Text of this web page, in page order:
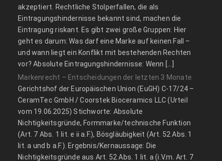
akzeptiert. Rechtliche Stolperfallen, die als
Eintragungshindernisse bekannt sind, machen die
Eintragung riskant. Es gibt zwei große Gruppen: Hier
geht es darum: Was darf eine Marke auf keinen Fall –
und wann liegt ein Konflikt mit bestehenden Rechten
vor? Absolute Eintragungshindernisse: Wenn […]
Markenrecht – Entscheidungen der letzten 3 Monate
Gerichtshof der Europäischen Union (EuGH) C‑17/24 –
CeramTec GmbH / Coorstek Bioceramics LLC (Urteil
vom 19.06.2025) Stichworte: Absolute
Nichtigkeitsgründe, Formmarke/technische Funktion
(Art. 7 Abs. 1 lit. e ii a.F.), Bösgläubigkeit (Art. 52 Abs. 1
lit. a und b a.F.). Ergebnis/Kernaussage: Die
Nichtigkeitsgründe aus Art. 52 Abs. 1 lit. a (i.V.m. Art. 7